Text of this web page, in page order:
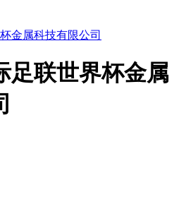
足联世界杯金属